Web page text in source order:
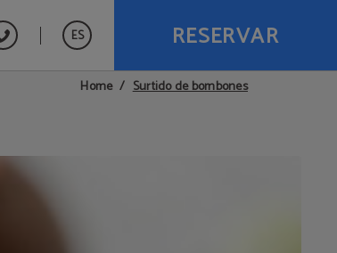
ES RESERVAR
Home Surtido de bombones